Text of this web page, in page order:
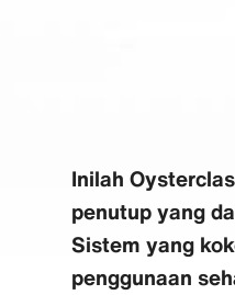
Inilah
penutup yang
Sistem yang
penggunaan